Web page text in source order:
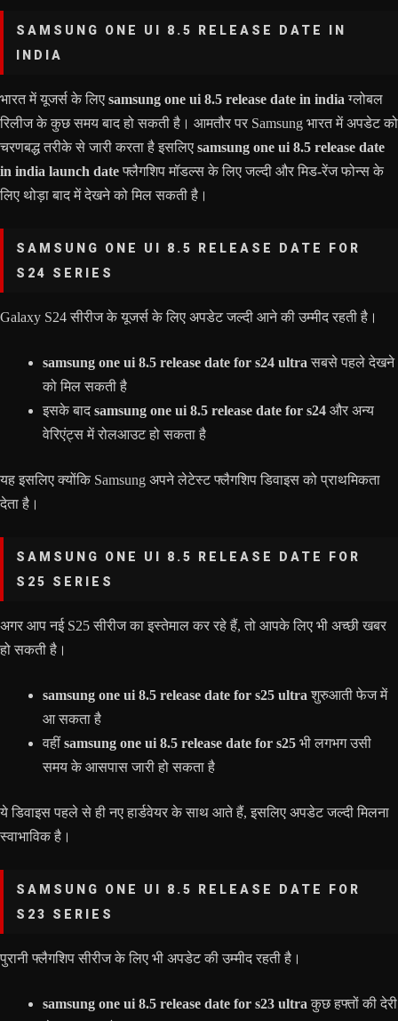
SAMSUNG ONE UI 8.5 RELEASE DATE IN
INDIA
भारत में यूजर्स के लिए samsung one ui 8.5 release date in india ग्लोबल
रिलीज के कुछ समय बाद हो सकती है। आमतौर पर Samsung भारत में अपडेट को
चरणबद्ध तरीके से जारी करता है इसलिए samsung one ui 8.5 release date
in india launch dateफ्लैगशिप मॉडल्स के लिए जल्दी और मिड-रेंज फोन्स के
लिए थोड़ा बाद में देखने को मिल सकती है।
SAMSUNG ONE UI 8.5 RELEASE DATE FOR
S24 SERIES
Galaxy S24 सीरीज के यूजर्स के लिए अपडेट जल्दी आने की उम्मीद रहती है।
samsung one ui 8.5 release date for s24 ultra सबसे पहले देखने
को मिल सकती है
इसके बादsamsung one ui 8.5 release date for s24 और अन्य
वेरिएंट्स में रोलआउट हो सकता है
यह इसलिए क्योंकि Samsung अपने लेटेस्ट फ्लैगशिप डिवाइस को प्राथमिकता
देता है।
SAMSUNG ONE UI 8.5 RELEASE DATE FOR
S25 SERIES
अगर आप नई S25 सीरीज का इस्तेमाल कर रहे हैं, तो आपके लिए भी अच्छी खबर
हो सकती है।
samsung one ui 8.5 release date for s25 ultra शुरुआती फेज में
आ सकता है
वहीं samsung one ui 8.5 release date for s25 भी लगभग उसी
समय के आसपास जारी हो सकता है
ये डिवाइस पहले से ही नए हार्डवेयर के साथ आते हैं, इसलिए अपडेट जल्दी मिलना
स्वाभाविक है।
SAMSUNG ONE UI 8.5 RELEASE DATE FOR
S23 SERIES
पुरानी फ्लैगशिप सीरीज के लिए भी अपडेट की उम्मीद रहती है।
samsung one ui 8.5 release date for s23 ultra कुछ हफ्तों की देरी